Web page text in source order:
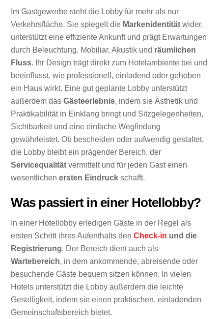
Im Gastgewerbe steht die Lobby für mehr als nur
Verkehrsfläche. Sie spiegelt die Markenidentität wider,
unterstützt eine effiziente Ankunft und prägt Erwartungen
durch Beleuchtung, Mobiliar, Akustik und räumlichen
Fluss. Ihr Design trägt direkt zum Hotelambiente bei und
beeinflusst, wie professionell, einladend oder gehoben
ein Haus wirkt. Eine gut geplante Lobby unterstützt
außerdem dasGästeerlebnis, indem sie Ästhetik und
Praktikabilität in Einklang bringt und Sitzgelegenheiten,
Sichtbarkeit und eine einfache Wegfindung
gewährleistet. Ob bescheiden oder aufwendig gestaltet,
die Lobby bleibt ein prägender Bereich, der
Servicequalität vermittelt und für jeden Gast einen
wesentlichenersten Eindruck schafft.
Was passiert in einer Hotellobby?
In einer Hotellobby erledigen Gäste in der Regel als
ersten Schritt ihres Aufenthalts denCheck-in und die
Registrierung. Der Bereich dient auch als
Wartebereich, in dem ankommende, abreisende oder
besuchende Gäste bequem sitzen können. In vielen
Hotels unterstützt die Lobby außerdem die leichte
Geselligkeit, indem sie einen praktischen, einladenden
Gemeinschaftsbereich bietet.